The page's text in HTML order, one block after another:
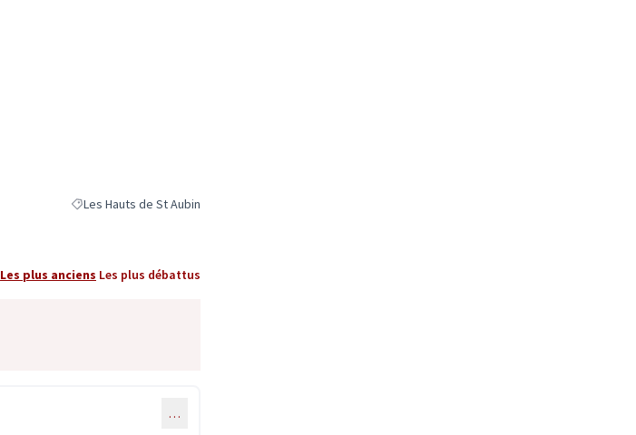
Filtrer les résultats pour le secteur : Les Hauts de St Aubin
Les Hauts de St Aubin
Les plus anciens Les plus débattus
…